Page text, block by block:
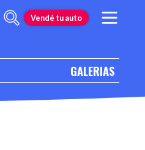
Vendé tu auto
GALERIAS